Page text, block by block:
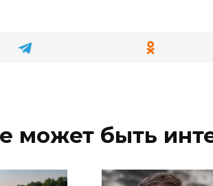
может быть